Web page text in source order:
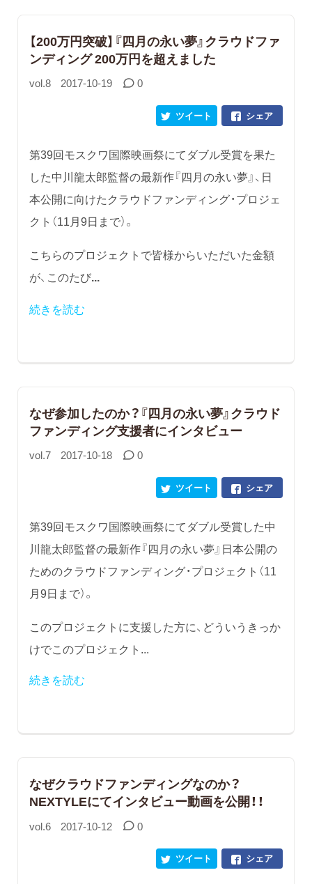
【200万円突破】『四月の永い夢』クラウドファ
ンディング 200万円を超えました
vol.8 2017-10-19 0
シェア
ツイート
第39回モスクワ国際映画祭にてダブル受賞を果た
した中川龍太郎監督の最新作『四月の永い夢』、日
本公開に向けたクラウドファンディング・プロジェ
クト（11月9日まで）。
こちらのプロジェクトで皆様からいただいた金額
が、このたび...
続きを読む
なぜ参加したのか？『四月の永い夢』クラウド
ファンディング支援者にインタビュー
vol.7 2017-10-18 0
シェア
ツイート
第39回モスクワ国際映画祭にてダブル受賞した中
川龍太郎監督の最新作『四月の永い夢』日本公開の
ためのクラウドファンディング・プロジェクト（11
月9日まで）。
このプロジェクトに支援した方に、どういうきっか
けでこのプロジェクト...
続きを読む
なぜクラウドファンディングなのか？
NEXTYLEにてインタビュー動画を公開！！
vol.6 2017-10-12 0
シェア
ツイート